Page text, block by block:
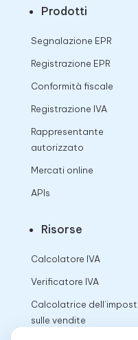
Prodotti
Segnalazione EPR
Registrazione EPR
Conformità fiscale
Registrazione IVA
Rappresentante
autorizzato
Mercati online
APIs
Risorse
Calcolatore IVA
Verificatore IVA
Calcolatrice
sulle vendite